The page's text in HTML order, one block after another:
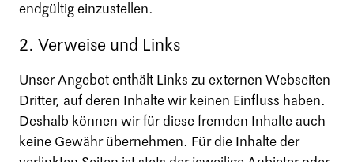
endgültig einzustellen.
2. Verweise und Links
Unser Angebot enthält Links zu externen Webseiten
Dritter, auf deren Inhalte wir keinen Einfluss haben.
Deshalb können wir für diese fremden Inhalte auch
keine Gewähr übernehmen. Für die Inhalte der